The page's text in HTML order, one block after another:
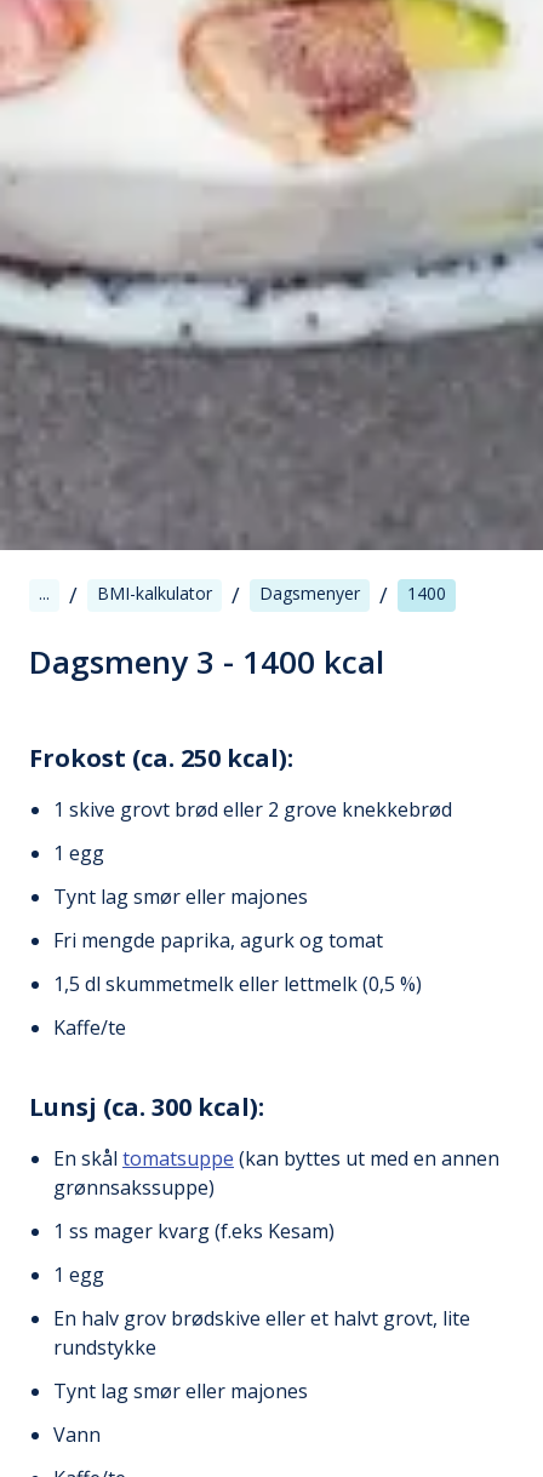
... / BMI-kalkulator / Dagsmenyer / 1400
Dagsmeny 3 - 1400 kcal
Frokost (ca. 250 kcal):
1 skive grovt brød eller 2 grove knekkebrød
1 egg
Tynt lag smør eller majones
Fri mengde paprika, agurk og tomat
1,5 dl skummetmelk eller lettmelk (0,5 %)
Kaffe/te
Lunsj (ca. 300 kcal):
En skål tomatsuppe (kan byttes ut med en annen
grønnsakssuppe)
1 ss mager kvarg (f.eks Kesam)
1 egg
En halv grov brødskive eller et halvt grovt, lite
rundstykke
Tynt lag smør eller majones
Vann